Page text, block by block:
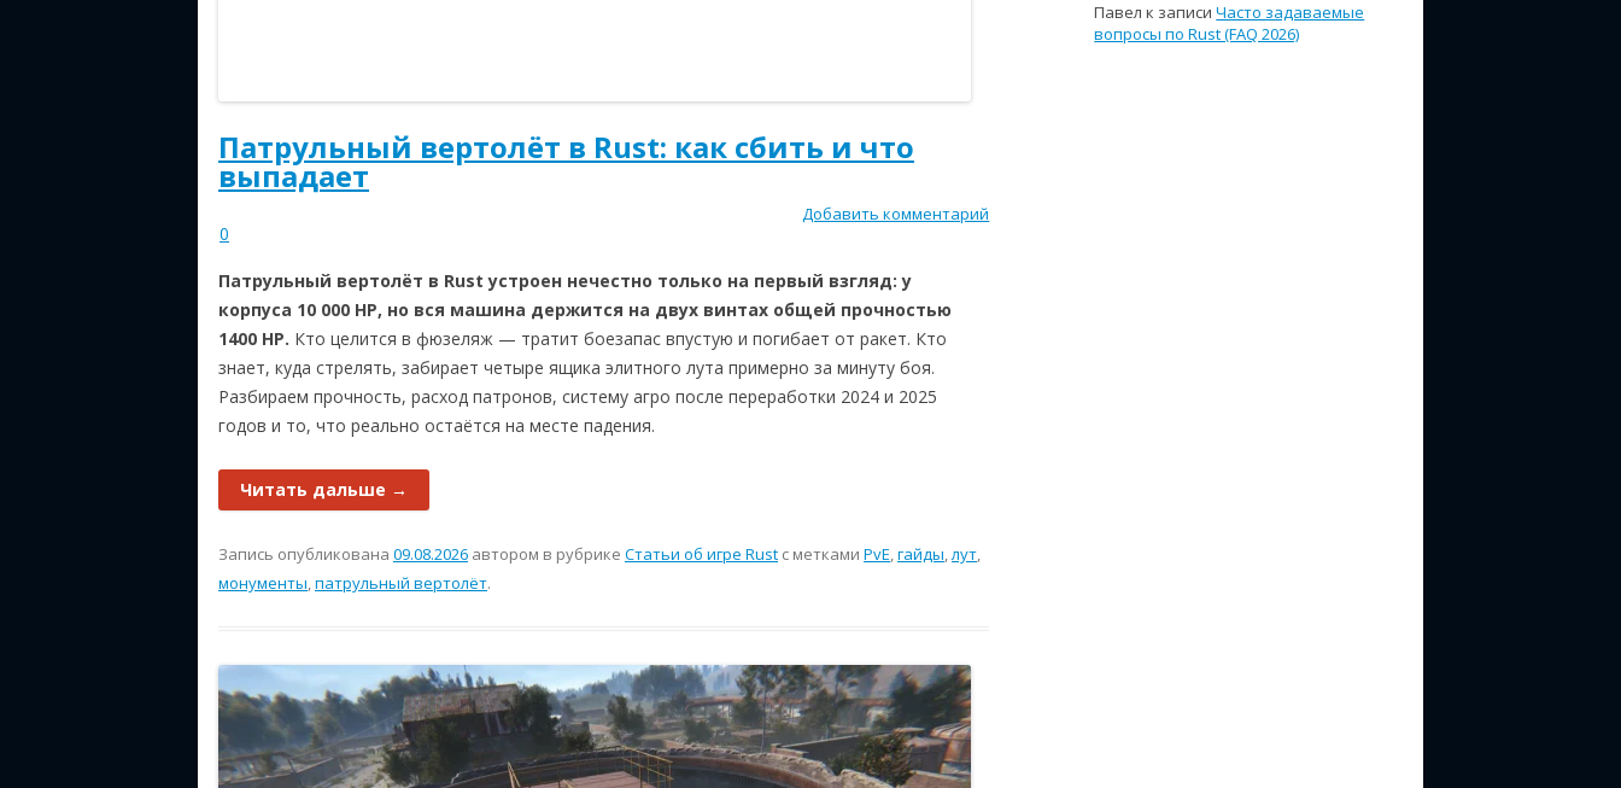
Патрульный вертолёт в Rust: как сбить и что
выпадает
Добавить комментарий
0
Патрульный вертолёт в Rust устроен нечестно только на первый взгляд: у
корпуса 10 000 HP, но вся машина держится на двух винтах общей прочностью
1400 HP. Кто целится в фюзеляж — тратит боезапас впустую и погибает от ракет. Кто
знает, куда стрелять, забирает четыре ящика элитного лута примерно за минуту боя.
Разбираем прочность, расход патронов, систему агро после переработки 2024 и 2025
годов и то, что реально остаётся на месте падения.
Читать дальше →
Запись опубликована 09.08.2026 автором в рубрике Статьи об игре Rust с метками PvE,гайды,лут,
монументы,патрульный вертолёт.
Павел к записиЧасто задаваемые
вопросы по Rust (FAQ 2026)